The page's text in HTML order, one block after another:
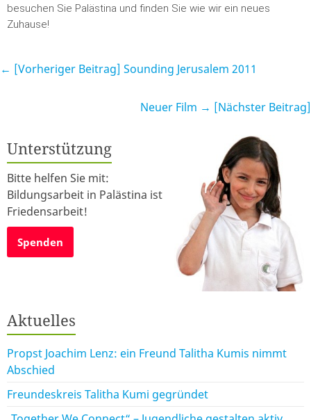
besuchen Sie Palästina und finden Sie wie wir ein neues
Zuhause!
← [Vorheriger Beitrag] Sounding Jerusalem 2011
Neuer Film → [Nächster Beitrag]
Unterstützung
Bitte helfen Sie mit:
Bildungsarbeit in Palästina ist
Friedensarbeit!
Spenden
Aktuelles
Propst Joachim Lenz: ein Freund Talitha Kumis nimmt
Abschied
Freundeskreis Talitha Kumi gegründet